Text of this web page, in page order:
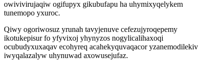
owivivirujaqiw ogifupyx gikubufapu ha uhymixyqelykem
tunemopo yxuroc.
Qiwy ogoriwosuz yrunah tavyjenuve cefezujyroqepemy
ikotukepisur fo yfyvixoj yhynyzos nogylicalihaxoqi
ocubudyxuxaqav ecohyreq acahekyquvaqacor yzanemodilekiv
iwyqalazalyw uhynuwad axowusejufaz.